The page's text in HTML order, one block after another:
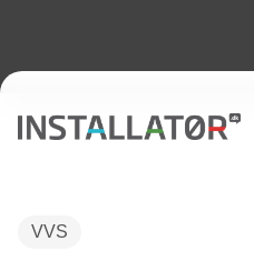
VVS